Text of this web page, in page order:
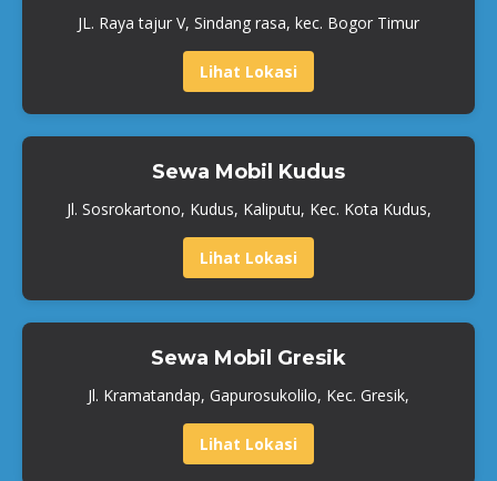
JL. Raya tajur V, Sindang rasa, kec. Bogor Timur
Lihat Lokasi
Sewa Mobil Kudus
Jl. Sosrokartono, Kudus, Kaliputu, Kec. Kota Kudus,
Lihat Lokasi
Sewa Mobil Gresik
Jl. Kramatandap, Gapurosukolilo, Kec. Gresik,
Lihat Lokasi